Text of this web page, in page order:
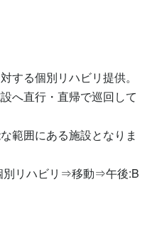
る個別リハビリ提供。
へ直行・直帰で巡回して
範囲にある施設となりま
リハビリ⇒移動⇒午後:B